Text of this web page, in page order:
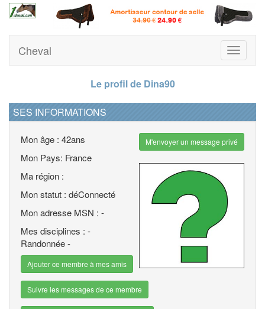
Toggle
Cheval
Le profil de Dina90
SES INFORMATIONS
Mon âge : 42ans
Mon Pays: France
Ma région :
Mon statut : déConnecté
Mon adresse MSN : -
Mes disciplines : -
Randonnée -
Ajouter ce membre à mes amis
Suivre les messages de ce membre
M'envoyer un message privé